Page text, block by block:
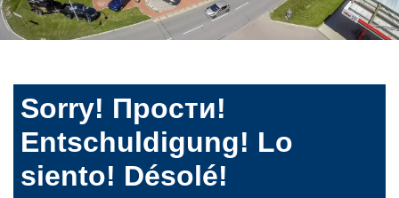
Sorry! Прости!
Entschuldigung! Lo
siento! Désolé!